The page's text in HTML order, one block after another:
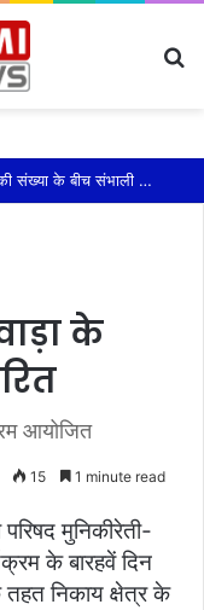
टिहरी एसएसपी ने कांवड़ मेला में बढ़ती श्रद्धालुओं की संख्या के बीच संभाली यातायात की कमान
के
आयोजित
15 1 minute read
मुनिकीरेती-
के बारहवें दिन
निकाय क्षेत्र के